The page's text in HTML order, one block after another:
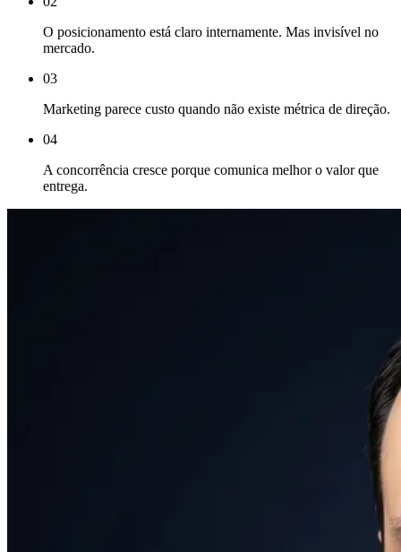
O posicionamento está claro internamente. Mas invisível no
mercado.
03
Marketing parece custo quando não existe métrica de direção.
04
A concorrência cresce porque comunica melhor o valor que
entrega.